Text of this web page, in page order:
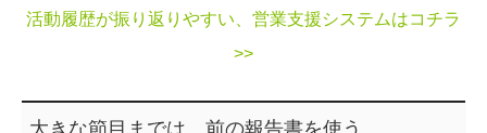
活動履歴が振り返りやすい、営業支援システムはコチラ
>>